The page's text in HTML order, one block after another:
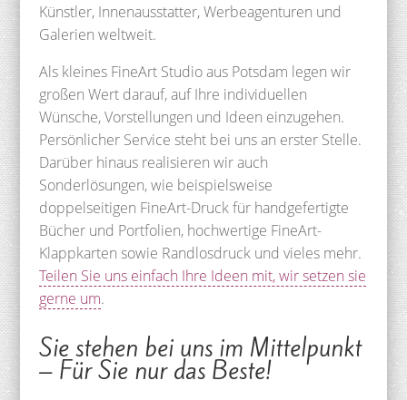
Künstler, Innenausstatter, Werbeagenturen und
Galerien weltweit.
Als kleines FineArt Studio aus Potsdam legen wir
großen Wert darauf, auf Ihre individuellen
Wünsche, Vorstellungen und Ideen einzugehen.
Persönlicher Service steht bei uns an erster Stelle.
Darüber hinaus realisieren wir auch
Sonderlösungen, wie beispielsweise
doppelseitigen FineArt-Druck für handgefertigte
Bücher und Portfolien, hochwertige FineArt-
Klappkarten sowie Randlosdruck und vieles mehr.
Teilen Sie uns einfach Ihre Ideen mit, wir setzen sie
gerne um.
Sie stehen bei uns im Mittelpunkt
– Für Sie nur das Beste!